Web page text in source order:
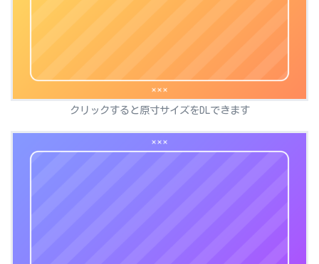
クリックすると原寸サイズをDLできます